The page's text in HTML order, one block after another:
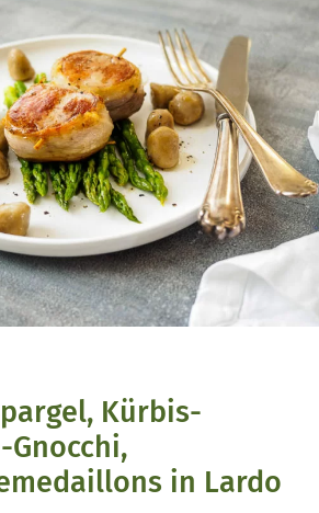
Kürbis-
Gnocchi,
in Lardo